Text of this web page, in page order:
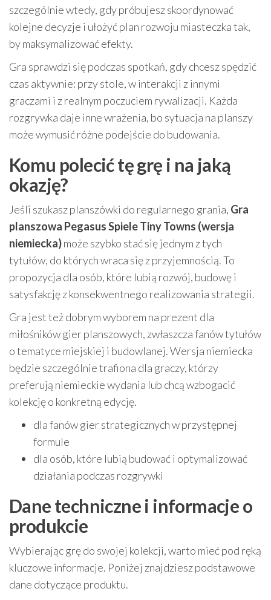
szczególnie wtedy, gdy próbujesz skoordynować
kolejne decyzje i ułożyć plan rozwoju miasteczka tak,
by maksymalizować efekty.
Gra sprawdzi się podczas spotkań, gdy chcesz spędzić
czas aktywnie: przy stole, w interakcji z innymi
graczami i z realnym poczuciem rywalizacji. Każda
rozgrywka daje inne wrażenia, bo sytuacja na planszy
może wymusić różne podejście do budowania.
Komu polecić tę grę i na jaką
okazję?
Jeśli szukasz planszówki do regularnego grania, Gra
planszowa Pegasus Spiele Tiny Towns (wersja
niemiecka)może szybko stać się jednym z tych
tytułów, do których wraca się z przyjemnością. To
propozycja dla osób, które lubią rozwój, budowę i
satysfakcję z konsekwentnego realizowania strategii.
Gra jest też dobrym wyborem na prezent dla
miłośników gier planszowych, zwłaszcza fanów tytułów
o tematyce miejskiej i budowlanej. Wersja niemiecka
będzie szczególnie trafiona dla graczy, którzy
preferują niemieckie wydania lub chcą wzbogacić
kolekcję o konkretną edycję.
dla fanów gier strategicznych w przystępnej
formule
dla osób, które lubią budować i optymalizować
działania podczas rozgrywki
Dane techniczne i informacje o
produkcie
Wybierając grę do swojej kolekcji, warto mieć pod ręką
kluczowe informacje. Poniżej znajdziesz podstawowe
dane dotyczące produktu.